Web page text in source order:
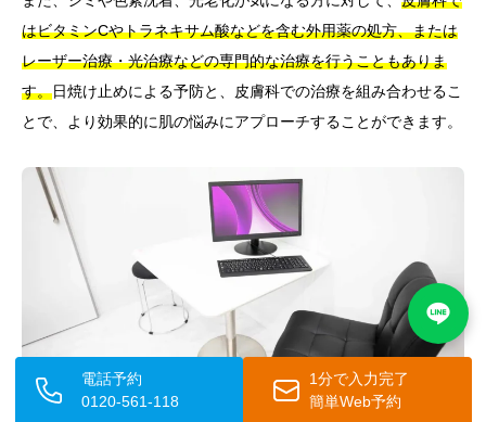
はビタミンCやトラネキサム酸などを含む外用薬の処方、または
レーザー治療・光治療などの専門的な治療を行うこともありま
す。日焼け止めによる予防と、皮膚科での治療を組み合わせるこ
とで、より効果的に肌の悩みにアプローチすることができます。
電話予約
0120-561-118
1分で入力完了
簡単Web予約